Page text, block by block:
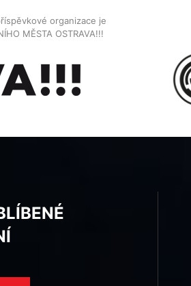
organizace je
MĚSTA OSTRAVA!!!